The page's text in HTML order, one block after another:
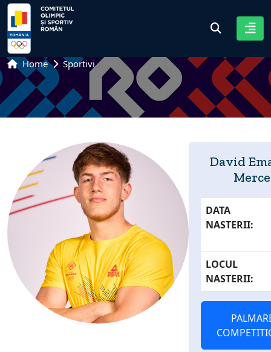
Home Sportivi
David
DATA
NASTERII:
LOCUL
NASTERII: